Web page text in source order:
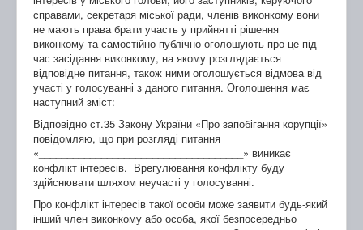
справами, секретаря міської ради, членів виконкому вони
не мають права брати участь у прийнятті рішення
виконкому та самостійно публічно оголошують про це під
час засідання виконкому, на якому розглядається
відповідне питання, також ними оголошується відмова від
участі у голосуванні з даного питання. Оголошення має
наступний зміст:
Відповідно ст.35 Закону України «Про запобігання корупції»
повідомляю, що при розгляді питання
«____________________________________» виникає
конфлікт інтересів. Врегулювання конфлікту буду
здійснювати шляхом неучасті у голосуванні.
Про конфлікт інтересів такої особи може заявити будь-який
інший член виконкому або особа, якої безпосередньо